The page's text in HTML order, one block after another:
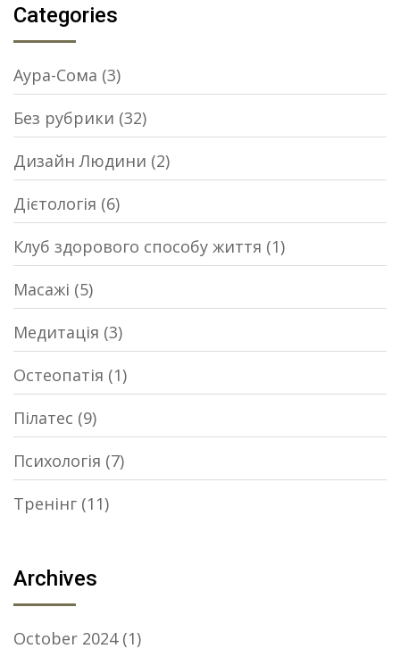
Categories
Аура-Сома (3)
Без рубрики (32)
Дизайн Людини (2)
Дієтологія (6)
Клуб здорового способу життя (1)
Масажі (5)
Медитація (3)
Остеопатія (1)
Пілатес (9)
Психологія (7)
Тренінг (11)
Archives
October 2024(1)